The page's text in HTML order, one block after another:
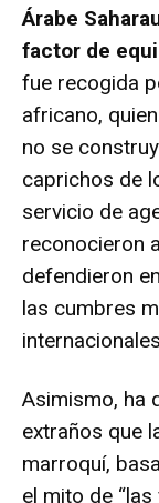
Árabe
factor de
fue recogida
africano,
no se
caprichos de
servicio de
reconocieron
defendieron
las cumbres
Asimismo, ha
extraños que
marroquí,
el mito de